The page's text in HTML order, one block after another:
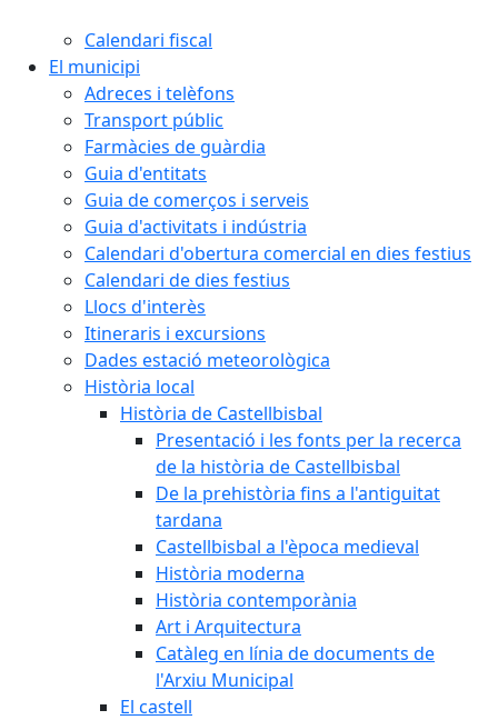
Calendari fiscal
El municipi
Adreces i telèfons
Transport públic
Farmàcies de guàrdia
Guia d'entitats
Guia de comerços i serveis
Guia d'activitats i indústria
Calendari d'obertura comercial en dies festius
Calendari de dies festius
Llocs d'interès
Itineraris i excursions
Dades estació meteorològica
Història local
Història de Castellbisbal
Presentació i les fonts per la recerca
de la història de Castellbisbal
De la prehistòria fins a l'antiguitat
tardana
Castellbisbal a l'època medieval
Història moderna
Història contemporània
Art i Arquitectura
Catàleg en línia de documents de
l'Arxiu Municipal
El castell